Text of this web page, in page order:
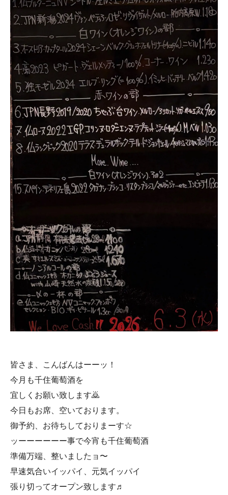
皆さま、こんばんはーーッ！
今月も千住葡萄酒を
宜しくお願い致します🙇
今日もお席、空いております。
御予約、お待ちしておりまーす☆
ッーーーーーー事で今宵も千住葡萄酒
準備万端、整いましたョ〜
早速気合いイッパイ、元気イッパイ
張り切ってオープン致します♬